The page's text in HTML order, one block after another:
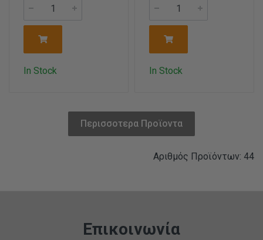
In Stock In Stock
Περισσοτερα Προϊοντα
Αριθμός Προϊόντων: 44
Επικοινωνία